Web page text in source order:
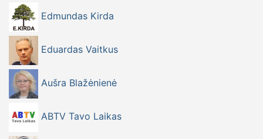
Edmundas Kirda
Eduardas Vaitkus
Aušra Blažėnienė
ABTV Tavo Laikas